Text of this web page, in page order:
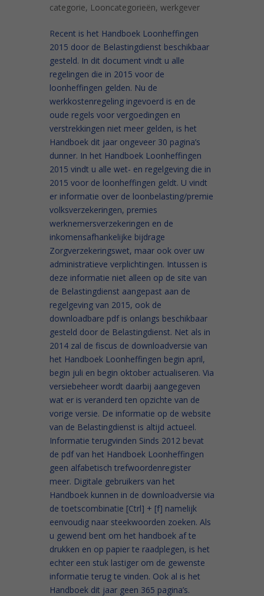
categorie, Looncategorieën, werkgever
Recent is het Handboek Loonheffingen
2015 door de Belastingdienst beschikbaar
gesteld. In dit document vindt u alle
regelingen die in 2015 voor de
loonheffingen gelden. Nu de
werkkostenregeling ingevoerd is en de
oude regels voor vergoedingen en
verstrekkingen niet meer gelden, is het
Handboek dit jaar ongeveer 30 pagina’s
dunner. In het Handboek Loonheffingen
2015 vindt u alle wet- en regelgeving die in
2015 voor de loonheffingen geldt. U vindt
er informatie over de loonbelasting/premie
volksverzekeringen, premies
werknemersverzekeringen en de
inkomensafhankelijke bijdrage
Zorgverzekeringswet, maar ook over uw
administratieve verplichtingen. Intussen is
deze informatie niet alleen op de site van
de Belastingdienst aangepast aan de
regelgeving van 2015, ook de
downloadbare pdf is onlangs beschikbaar
gesteld door de Belastingdienst. Net als in
2014 zal de fiscus de downloadversie van
het Handboek Loonheffingen begin april,
begin juli en begin oktober actualiseren. Via
versiebeheer wordt daarbij aangegeven
wat er is veranderd ten opzichte van de
vorige versie. De informatie op de website
van de Belastingdienst is altijd actueel.
Informatie terugvinden Sinds 2012 bevat
de pdf van het Handboek Loonheffingen
geen alfabetisch trefwoordenregister
meer. Digitale gebruikers van het
Handboek kunnen in de downloadversie via
de toetscombinatie [Ctrl] + [f] namelijk
eenvoudig naar steekwoorden zoeken. Als
u gewend bent om het handboek af te
drukken en op papier te raadplegen, is het
echter een stuk lastiger om de gewenste
informatie terug te vinden. Ook al is het
Handboek dit jaar geen 365 pagina’s.